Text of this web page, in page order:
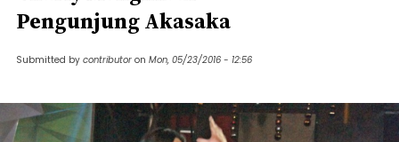
Pengunjung Akasaka
Submitted by contributor on Mon, 05/23/2016 - 12:56